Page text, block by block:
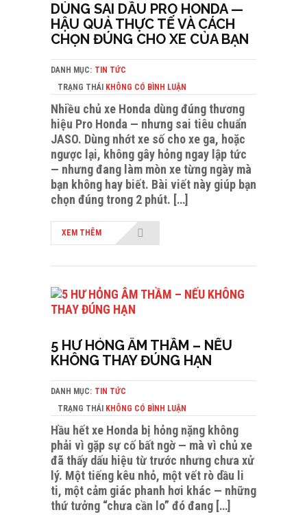
DÙNG SAI DẦU PRO HONDA —
HẬU QUẢ THỰC TẾ VÀ CÁCH
CHỌN ĐÚNG CHO XE CỦA BẠN
DANH MỤC: TIN TỨC
TRẠNG THÁI KHÔNG CÓ BÌNH LUẬN
Nhiều chủ xe Honda dùng đúng thương
hiệu Pro Honda — nhưng sai tiêu chuẩn
JASO. Dùng nhớt xe số cho xe ga, hoặc
ngược lại, không gây hỏng ngay lập tức
— nhưng đang làm mòn xe từng ngày mà
bạn không hay biết. Bài viết này giúp bạn
chọn đúng trong 2 phút. […]
XEM THÊM
5 HƯ HỎNG ÂM THẦM – NẾU
KHÔNG THAY ĐÚNG HẠN
DANH MỤC: TIN TỨC
TRẠNG THÁI KHÔNG CÓ BÌNH LUẬN
Hầu hết xe Honda bị hỏng nặng không
phải vì gặp sự cố bất ngờ — mà vì chủ xe
đã thấy dấu hiệu từ trước nhưng chưa xử
lý. Một tiếng kêu nhỏ, một vết rò dầu li
ti, một cảm giác phanh hơi khác — những
thứ tưởng “chưa cần lo” đó đang […]